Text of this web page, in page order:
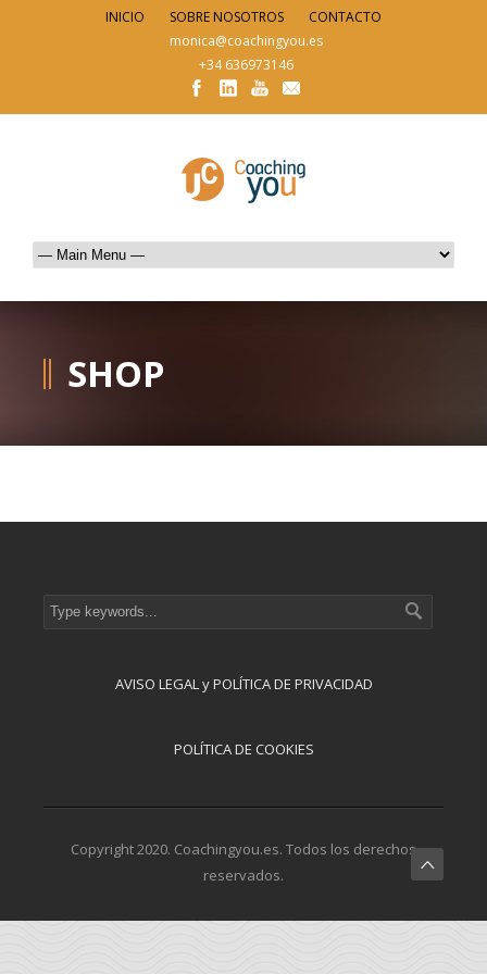
INICIO SOBRE NOSOTROS
CONTACTO
monica@coachingyou.es
+34 636973146
SHOP
AVISO LEGAL y POLÍTICA DE PRIVACIDAD
POLÍTICA DE COOKIES
Copyright 2020. Coachingyou.es. Todos los derechos
reservados.